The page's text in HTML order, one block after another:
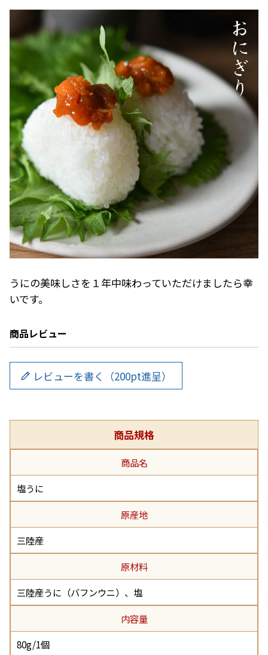
うにの美味しさを１年中味わっていただけましたら幸
いです。
商品レビュー
レビューを書く（200pt進呈）
商品規格
商品名
塩うに
原産地
三陸産
原材料
三陸産うに（バフンウニ）、塩
内容量
80g/1個